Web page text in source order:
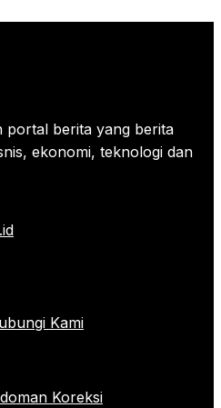
portal berita yang berita
ekonomi, teknologi dan
Kami
Koreksi